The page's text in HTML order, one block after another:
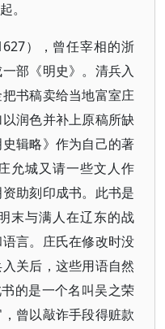
。
），曾任宰相的浙
部《明史》。清兵入
书稿卖给当地富室庄
润色并补上原稿所缺
辑略》作为自己的著
允城又请一些文人作
助刻印成书。此书是
末与满人在辽东的战
言。庄氏在修改时没
关后，这些用语自然
的是一个名叫吴之荣
曾以敲诈手段得赃款